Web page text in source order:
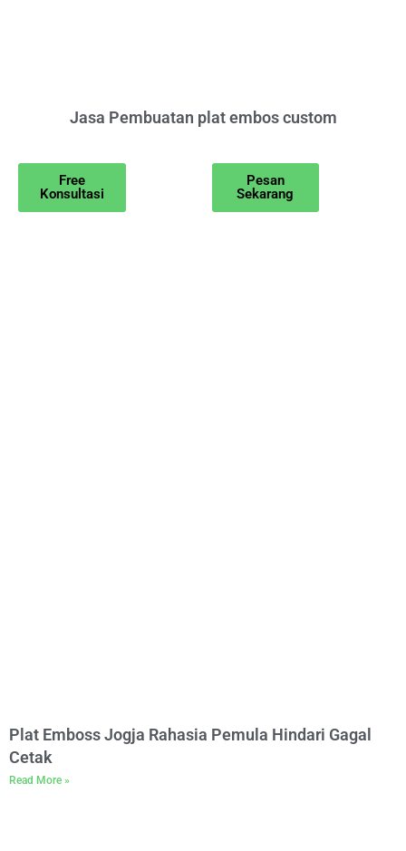
Jasa Pembuatan plat embos custom
Free
Konsultasi
Pesan
Sekarang
Plat Emboss Jogja Rahasia Pemula Hindari Gagal
Cetak
Read More »